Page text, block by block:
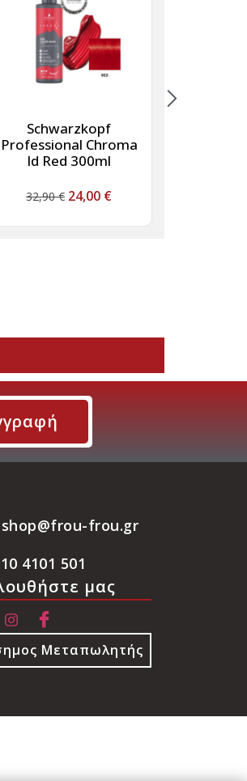
Schwarzkopf
Professional Chroma
Id Red 300ml
32,90€ 24,00 €
frou.gr
4101 501
μας
Μεταπωλητής